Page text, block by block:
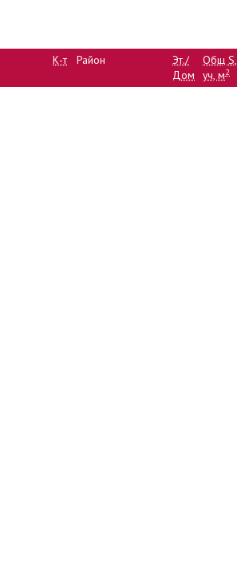
К-т Район
Эт./
Дом
Общ S,
уч, м2